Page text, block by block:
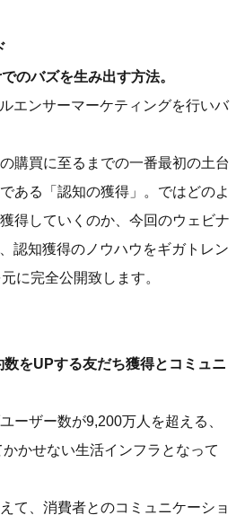
のバズを生み出す方法。
エンサーマーケティングを行いバ
購買に至るまでの一番最初の土台
ある「認知の獲得」。ではどのよ
得していくのか、今回のウェビナ
認知獲得のノウハウをギガトレン
に完全公開致します。
をUPする友だち獲得とコミュニ
ーザー数が9,200万人を超える、
かせない生活インフラとなって
て、消費者とのコミュニケーショ